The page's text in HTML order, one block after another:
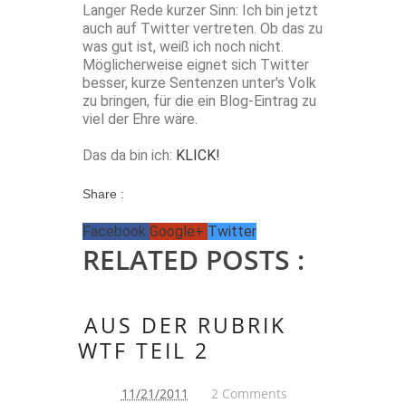
Langer Rede kurzer Sinn: Ich bin jetzt
auch auf Twitter vertreten. Ob das zu
was gut ist, weiß ich noch nicht.
Möglicherweise eignet sich Twitter
besser, kurze Sentenzen unter's Volk
zu bringen, für die ein Blog-Eintrag zu
viel der Ehre wäre.
Das da bin ich: KLICK!
Share :
Facebook Google+ Twitter
RELATED POSTS :
AUS DER RUBRIK
WTF TEIL 2
11/21/2011 2 Comments